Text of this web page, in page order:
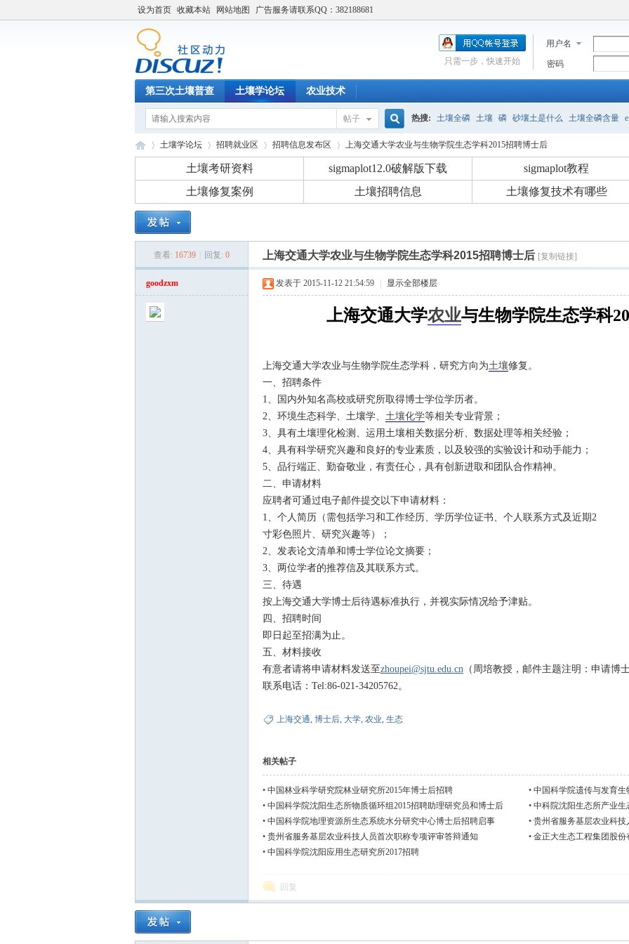
设为首页 收藏本站 网站地图 广告服务请联系QQ：382188681
用户名
密码
只需一步，快速开始
第三次土壤普查 土壤学论坛 农业技术
帖子
搜
索
热搜: 土壤全磷 土壤 磷 砂壤土是什么 土壤全磷含量
吸附实验 土壤修复 土壤胡须 标准
土 »
土壤学论坛
›
招聘就业区
›
招聘信息发布区
›
上海交通大学农业与生物学院生态学科2015招聘博士后
土壤考研资料 sigmaplot12.0破解版下载 sigmaplot教程
土壤修复案例
土壤招聘信息 土壤修复技术有哪些
查看: 16739 回复: 0 上海交通大学农业与生物学院生态学科2015招聘博士后 [复制链接]
goodzxm 发表于 2015-11-12 21:54:59 显示全部楼层
上海交通大学农业与生物学院生态学科
上海交通大学农业与生物学院生态学科，研究方向为土壤修复。
一、招聘条件
1、国内外知名高校或研究所取得博士学位学历者。
2、环境生态科学、土壤学、 土壤化学等相关专业背景；
3、具有土壤理化检测、运用土壤相关数据分析、数据处理等相关经验；
4、 具有科学研究兴趣和良好的专业素质，以及较强的实验设计和动手能力；
5、品行端正、勤奋敬业，有责任心，具有创新进取和团队合作精神。
二、申请材料
应聘者可通过电子邮件提交以下申请材料：
1、个人简历（需包括学习和工作经历、学历学位证书、个人联系方式及近期2
寸彩色照片、研究兴趣等）；
2、发表论文清单和博士学位论文摘要；
3、两位学者的推荐信及其联系方式。
三、待遇
按上海交通大学博士后待遇标准执行，并视实际情况给予津贴。
四、招聘时间
即日起至招满为止。
五、材料接收
有意者请将申请材料发送至zhoupei@sjtu.edu.cn （周培教授，邮件主题注明：申请博
联系电话：Tel:86-021-34205762。
上海交通, 博士后, 大学, 农业, 生态
相关帖子
• 中国林业科学研究院林业研究所2015年博士后招聘 • 中国科学院遗传与发育生
岗位工作人员和博士后
• 中国科学院沈阳生态所物质循环组2015招聘助理研究员和博士后 • 中科院沈阳生态所产业生
• 中国科学院地理资源所生态系统水分研究中心博士后招聘启事 • 贵州省服务基层农业科
• 贵州省服务基层农业科技人员首次职称专项评审答辩通知 • 金正大生态工程集团股份
• 中国科学院沈阳应用生态研究所2017招聘
回复